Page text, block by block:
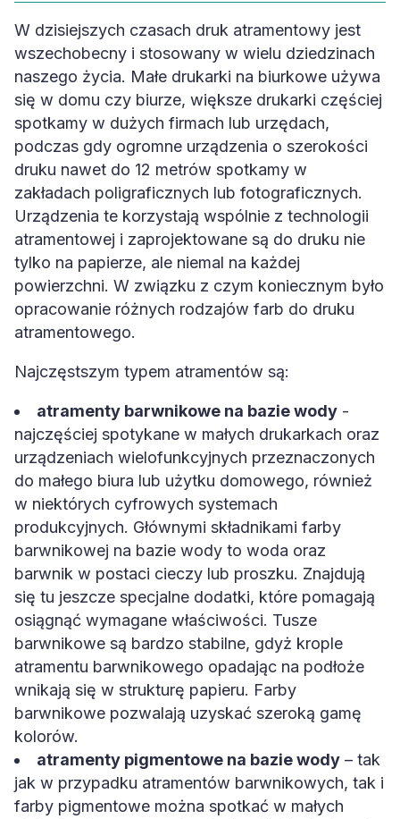
W dzisiejszych czasach druk atramentowy jest
wszechobecny i stosowany w wielu dziedzinach
naszego życia. Małe drukarki na biurkowe używa
się w domu czy biurze, większe drukarki częściej
spotkamy w dużych firmach lub urzędach,
podczas gdy ogromne urządzenia o szerokości
druku nawet do 12 metrów spotkamy w
zakładach poligraficznych lub fotograficznych.
Urządzenia te korzystają wspólnie z technologii
atramentowej i zaprojektowane są do druku nie
tylko na papierze, ale niemal na każdej
powierzchni. W związku z czym koniecznym było
opracowanie różnych rodzajów farb do druku
atramentowego.
Najczęstszym typem atramentów są:
atramenty barwnikowe na bazie wody -
najczęściej spotykane w małych drukarkach oraz
urządzeniach wielofunkcyjnych przeznaczonych
do małego biura lub użytku domowego, również
w niektórych cyfrowych systemach
produkcyjnych. Głównymi składnikami farby
barwnikowej na bazie wody to woda oraz
barwnik w postaci cieczy lub proszku. Znajdują
się tu jeszcze specjalne dodatki, które pomagają
osiągnąć wymagane właściwości. Tusze
barwnikowe są bardzo stabilne, gdyż krople
atramentu barwnikowego opadając na podłoże
wnikają się w strukturę papieru. Farby
barwnikowe pozwalają uzyskać szeroką gamę
kolorów.
atramenty pigmentowe na bazie wody – tak
jak w przypadku atramentów barwnikowych, tak i
farby pigmentowe można spotkać w małych